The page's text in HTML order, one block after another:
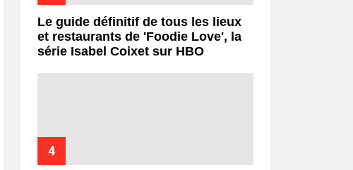
Le guide définitif de tous les lieux
et restaurants de 'Foodie Love', la
série Isabel Coixet sur HBO